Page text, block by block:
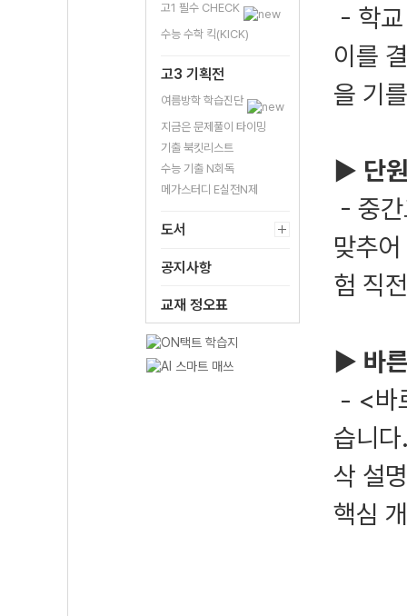
고1 필수 CHECK
수능 수학 킥(KICK)
고3 기획전
여름방학 학습진단
지금은 문제풀이 타이밍
기출 북킷리스트
수능 기출 N회독
메가스터디 E실전N제
도서
공지사항
교재 정오표
- 학
이를
을 기
▶ 단
- 중
맞추
험 직
▶ 바
- <바
습니
삭 설
핵심